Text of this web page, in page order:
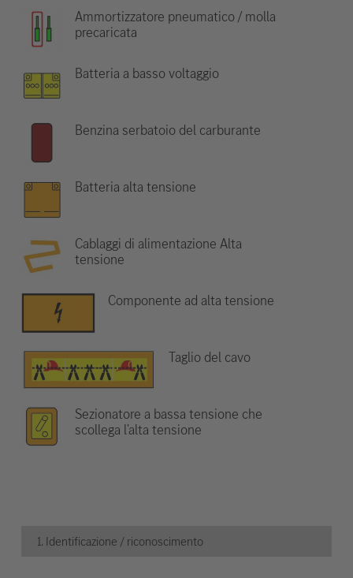
Ammortizzatore pneumatico / molla
precaricata
Batteria a basso voltaggio
Benzina serbatoio del carburante
Batteria alta tensione
Cablaggi di alimentazione Alta
tensione
Componente ad alta tensione
Taglio del cavo
Sezionatore a bassa tensione che
scollega l'alta tensione
1. Identificazione / riconoscimento